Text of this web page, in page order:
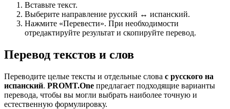
Вставьте текст.
Выберите направление русский ↔ испанский.
Нажмите «Перевести». При необходимости
отредактируйте результат и скопируйте перевод.
Перевод текстов и слов
Переводите целые тексты и отдельные слова с русского на
испанский. PROMT.One предлагает подходящие варианты
перевода, чтобы вы могли выбрать наиболее точную и
естественную формулировку.